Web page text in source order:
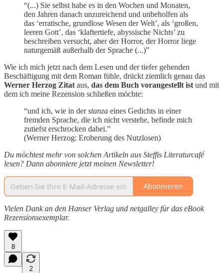
“(...) Sie selbst habe es in den Wochen und Monaten,
den Jahren danach unzureichend und unbeholfen als
das ‘erratische, grundlose Wesen der Welt’, als ‘großen,
leeren Gott’, das ‘klaftertiefe, abyssische Nichts’ zu
beschreiben versucht, aber der Horror, der Horror liege
naturgemäß außerhalb der Sprache (...)”
Wie ich mich jetzt nach dem Lesen und der tiefer gehenden
Beschäftigung mit dem Roman fühle, drückt ziemlich genau das
Werner Herzog Zitat aus, das dem Buch vorangestellt ist und mit
dem ich meine Rezension schließen möchte:
“und ich, wie in derstanza eines Gedichts in einer
fremden Sprache, die ich nicht verstehe, befinde mich
zutiefst erschrocken dabei.”
(Werner Herzog: Eroberung des Nutzlosen)
Du möchtest mehr von solchen Artikeln aus Steffis Literaturcafé
lesen? Dann abonniere jetzt meinen Newsletter!
Abonnieren
Vielen Dank an den Hanser Verlag und netgalley für das eBook
Rezensionsexemplar.
8
2